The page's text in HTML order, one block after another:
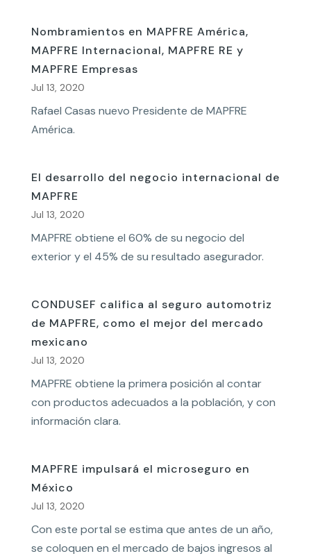
Nombramientos en MAPFRE América,
MAPFRE Internacional, MAPFRE RE y
MAPFRE Empresas
Jul 13, 2020
Rafael Casas nuevo Presidente de MAPFRE
América.
El desarrollo del negocio internacional de
MAPFRE
Jul 13, 2020
MAPFRE obtiene el 60% de su negocio del
exterior y el 45% de su resultado asegurador.
CONDUSEF califica al seguro automotriz
de MAPFRE, como el mejor del mercado
mexicano
Jul 13, 2020
MAPFRE obtiene la primera posición al contar
con productos adecuados a la población, y con
información clara.
MAPFRE impulsará el microseguro en
México
Jul 13, 2020
Con este portal se estima que antes de un año,
se coloquen en el mercado de bajos ingresos al